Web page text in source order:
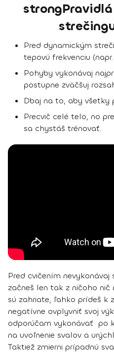
Pred dynamickým
tepovú frekvenciu
Pohyby vykonávaj
postupne zväčšuj
Dbaj na to, aby všetky
Precvič celé telo, no
sa chystáš trénovať.
Pred cvičením
začneš len tak z ničoho
sú zahriate, ľahko prídeš k
negatívne ovplyvniť svoj
odporúčam vykonávať po
na uvoľnenie svalov a
Taktiež zmierni prípadnú